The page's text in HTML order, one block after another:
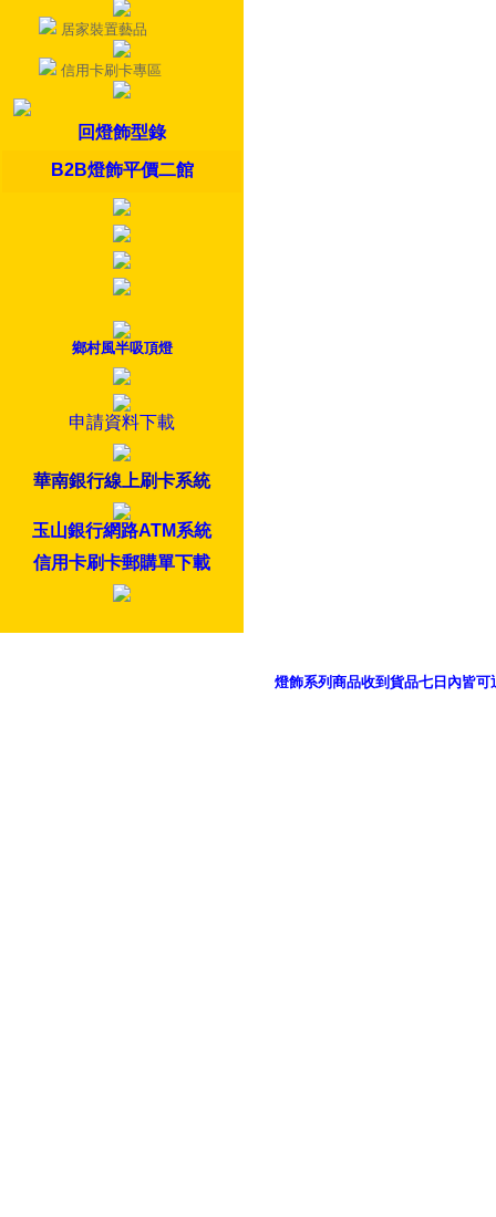
居家裝置藝品
信用卡刷卡專區
回燈飾型錄
B2B燈飾平價二館
鄉村風半吸頂燈
申請資料下載
華南銀行線上刷卡系統
玉山銀行網路ATM系統
信用卡刷卡郵購單下載
燈飾系列商品收到貨品七日內皆